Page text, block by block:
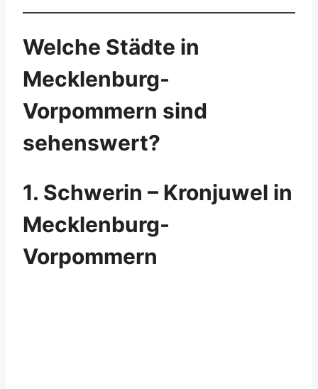
Welche Städte in
Mecklenburg-
Vorpommern sind
sehenswert?
1. Schwerin – Kronjuwel in
Mecklenburg-
Vorpommern